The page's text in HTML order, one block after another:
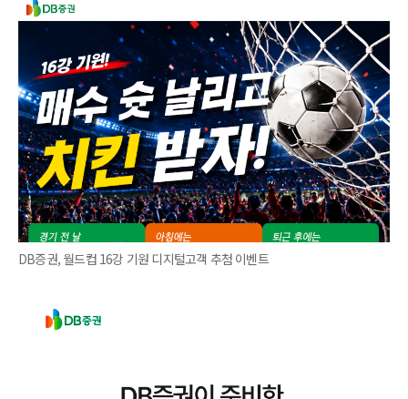
DB증권, 월드컵 16강 기원 디지털고객 추첨 이벤트